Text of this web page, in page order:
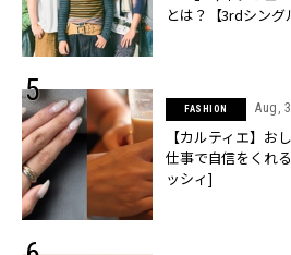
とは？【3rdシング
FASHION Aug,
【カルティエ】お
仕事で自信をくれ
ッシィ]